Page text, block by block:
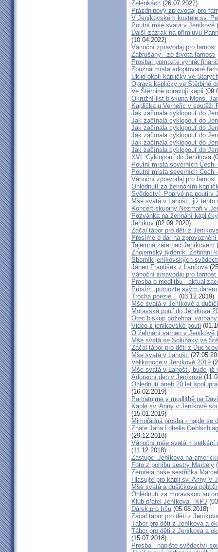
Želénkách (26.07.2022)
Prázdninový zpravodaj pro
V Jeníkovském kostele sv.
Poutní mše svatá v Jeníkově
Další zázrak na přímluvu
(10.04.2022)
Vánoční zpravodaj pro
Zabrušany - ze života farnosti
Prosba: pomozte vyhrát
Zbožná místa adoptované
Úklid okolí kapličky ve
Oprava kapličky ve Štěrbině
Ve Štěrbině opravují kapli
Okružní list biskupa Mons.
Kaplička u Verneřic v soutěži
Jak začínala cyklopouť do
Jak začínala cyklopouť do
Jak začínala cyklopouť do
Jak začínala cyklopouť do
Jak začínala cyklopouť do
Jak začínala cyklopouť do
XVI. Cyklopouť do Jeníkova
Poutní místa severních Čech
Poutní místa severních Čech
Vánoční zpravodaj pro
Ohlédnutí za žehnáním
Svědectví: Poprvé na pouti v
Mše svatá v Lahošti, již tento
Koncert skupiny Nezmaři v
Pozvánka na žehnání
Jeníkov (02.09.2020)
Začal tábor pro děti z
Prosíme o dar na
Tajemná záře nad Jeníkovem
Znojemský týdeník: Žehnání
Sborník jeníkovských
Jáhen František z Lančova
Vánoční zpravodaj pro
Prosba o modlitbu -
Prosím, pomozte svým
Trocha poezie... (03.12.2019)
Mše svatá v Jeníkově a
Moravská pouť do Jeníkova
Otec biskup požehnal
Video z jeníkovské pouti
O žehnání varhan v Jeníkově
Mše svatá se Soluňáky ve
Začal tábor pro děti z
Mše svatá v Lahošti
Velikonoce v Jeníkově 2019
Mše svatá v Lahošti, bude již
Adorační den v Jeníkově
Ohlednutí aneb 20 let
(16.02.2019)
Pamatujme v modlitbě na
Kaple sv. Anny v Jeníkově
(15.01.2019)
Mimořádná prosba - najde se
Znáte Jana Lohelia
(29.12.2018)
Vánoční mše svatá + setkání
(11.12.2018)
Zástupci Jeníkova na
Foto z pohřbu sestry Marcely
Zemřela naše sestřička
Hlasujte pro kapli sv. Anny V
Mše svatá a dušičková
Ohlédnutí za moravskou
Klub přátel Jeníkova - KPJ
Dárek pro Irču (05.08.2018)
Začal tábor pro děti z
Tábor pro děti z Jeníkova a
Tábor pro děti z Jeníkova a
(15.07.2018)
Prosba - napište svědectví